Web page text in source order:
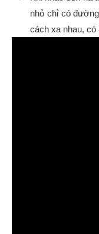
nhỏ chỉ có
cách xa nhau,